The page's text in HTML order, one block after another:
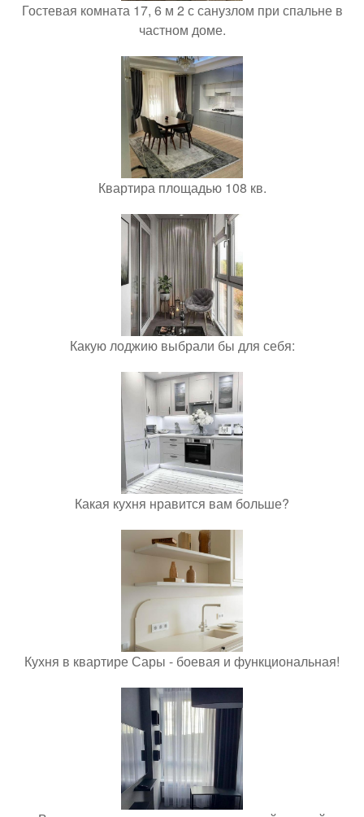
Гостевая комната 17, 6 м 2 с санузлом при спальне в
частном доме.
Квартира площадью 108 кв.
Какую лоджию выбрали бы для себя:
Какая кухня нравится вам больше?
Кухня в квартире Сары - боевая и функциональная!